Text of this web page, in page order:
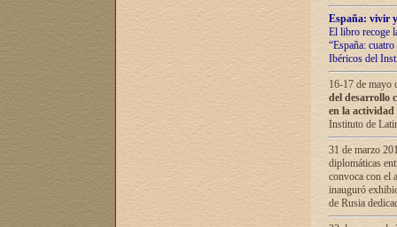
España: vivir
El libro recoge
“España:
Ibéricos del
16-17 de mayo
del desarrollo
en la
Instituto de
31 de marzo
diplomáticas
convoca con el
inauguró
de Rusia